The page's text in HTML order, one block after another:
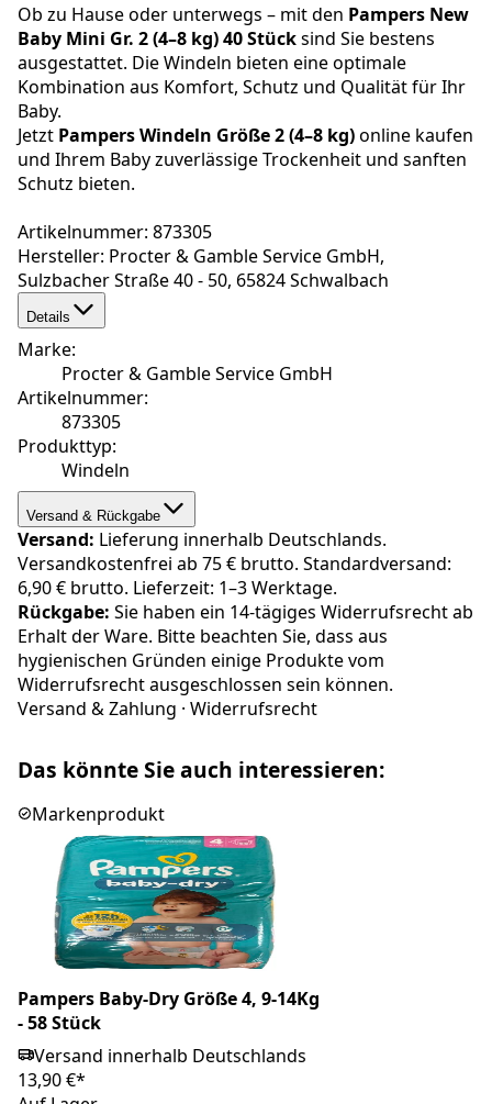
Ob zu Hause oder unterwegs – mit den Pampers New
Baby Mini Gr. 2 (4–8 kg) 40 Stücksind Sie bestens
ausgestattet. Die Windeln bieten eine optimale
Kombination aus Komfort, Schutz und Qualität für Ihr
Baby.
Jetzt Pampers Windeln Größe 2 (4–8 kg)online kaufen
und Ihrem Baby zuverlässige Trockenheit und sanften
Schutz bieten.
Artikelnummer: 873305
Hersteller: Procter & Gamble Service GmbH,
Sulzbacher Straße 40 - 50, 65824 Schwalbach
Details
Marke:
Procter & Gamble Service GmbH
Artikelnummer:
873305
Produkttyp:
Windeln
Versand & Rückgabe
Versand: Lieferung innerhalb Deutschlands.
Versandkostenfrei ab 75 € brutto. Standardversand:
6,90 € brutto. Lieferzeit: 1–3 Werktage.
Rückgabe: Sie haben ein 14-tägiges Widerrufsrecht ab
Erhalt der Ware. Bitte beachten Sie, dass aus
hygienischen Gründen einige Produkte vom
Widerrufsrecht ausgeschlossen sein können.
Versand & Zahlung · Widerrufsrecht
Das könnte Sie auch interessieren:
Markenprodukt
Pampers Baby-Dry Größe 4, 9-14Kg
- 58 Stück
Versand innerhalb Deutschlands
13,90 €*